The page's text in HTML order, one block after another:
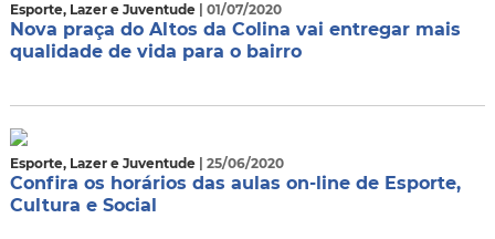
Esporte, Lazer e Juventude | 01/07/2020
Nova praça do Altos da Colina vai entregar mais
qualidade de vida para o bairro
Esporte, Lazer e Juventude | 25/06/2020
Confira os horários das aulas on-line de Esporte,
Cultura e Social